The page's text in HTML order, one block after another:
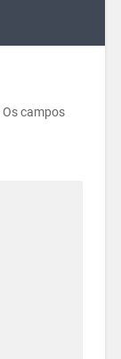
Os campos